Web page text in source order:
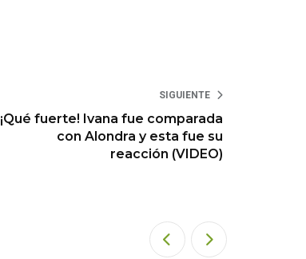
SIGUIENTE
¡Qué fuerte! Ivana fue comparada
con Alondra y esta fue su
reacción (VIDEO)